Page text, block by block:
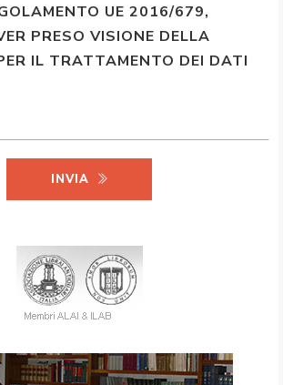
UE 2016/679,
PRESO VISIONE DELLA
IL TRATTAMENTO DEI DATI
INVIA